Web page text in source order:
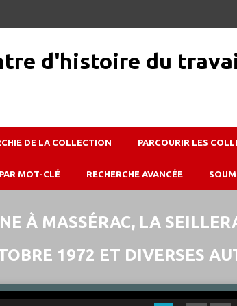
DE LA COLLECTION PARCOURIR LES
MOT-CLÉ RECHERCHE AVANCÉE
À MASSÉRAC, LA
1972 ET DIVERSES